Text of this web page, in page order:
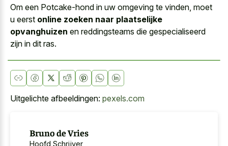
Om een Potcake-hond in uw omgeving te vinden, moet
u eerst online zoeken naar plaatselijke
opvanghuizen en reddingsteams die gespecialiseerd
zijn in dit ras.
Uitgelichte afbeeldingen: pexels.com
Bruno de Vries
Hoofd Schrijver